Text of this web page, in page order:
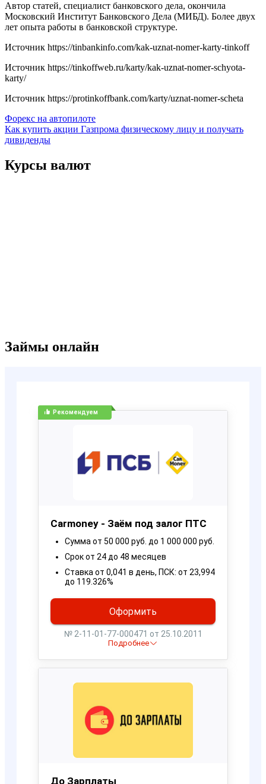
Автор статей, специалист банковского дела, окончила
Московский Институт Банковского Дела (МИБД). Более двух
лет опыта работы в банковской структуре.
Источник https://tinbankinfo.com/kak-uznat-nomer-karty-tinkoff
Источник https://tinkoffweb.ru/karty/kak-uznat-nomer-schyota-
karty/
Источник https://protinkoffbank.com/karty/uznat-nomer-scheta
Навигация
по
Форекс на автопилоте
Как купить акции Газпрома физическому лицу и получать
дивиденды
Курсы валют
Займы онлайн